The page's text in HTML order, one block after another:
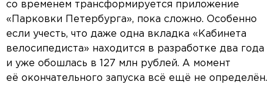
со временем трансформируется приложение
«Парковки Петербурга», пока сложно. Особенно
если учесть, что даже одна вкладка «Кабинета
велосипедиста» находится в разработке два года
и уже обошлась в 127 млн рублей. А момент
её окончательного запуска всё ещё не определён.